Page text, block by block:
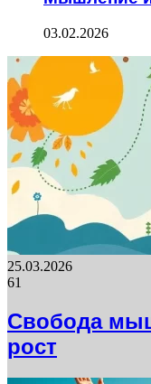
03.02.2026
25.03.2026
61
Свобода
рост